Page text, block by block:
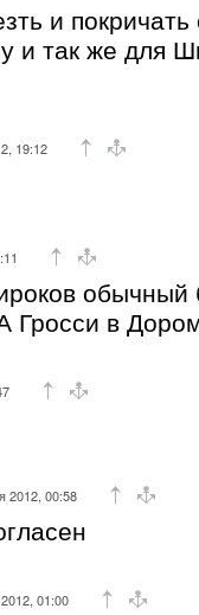
и покричать
и так же для
19:12
обычный
Гросси в
2012, 00:58
01:00